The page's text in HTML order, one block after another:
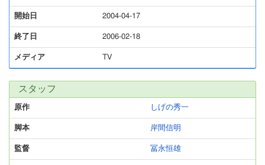
開始日 2004-04-17
終了日 2006-02-18
メディア TV
スタッフ
原作 しげの秀一
脚本 岸間信明
監督 冨永恒雄